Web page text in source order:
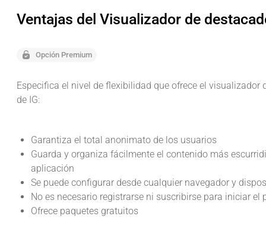
Ventajas del Visualizador de
Opción Premium
Especifica el nivel de flexibilidad que ofrece el visualizador
de IG:
Garantiza el total anonimato de los usuarios
Guarda y organiza fácilmente el contenido más
aplicación
Se puede configurar desde cualquier navegador y
No es necesario registrarse ni suscribirse para iniciar el
Ofrece paquetes gratuitos